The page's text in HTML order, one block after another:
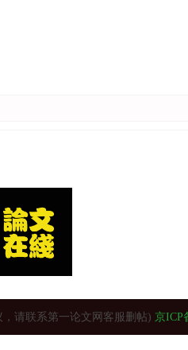
请联系第一论文网客服删帖) 京ICP